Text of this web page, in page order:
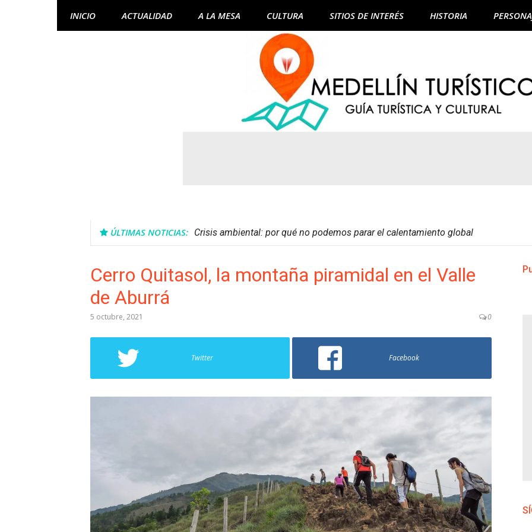
INICIO ACTUALIDAD A LA MESA CULTURA SITIOS DE INTERÉS HISTORIA
ÚLTIMAS NOTICIAS: Crisis ambiental: por qué no podemos parar el calentamiento global
Cerro Quitasol, la montaña piramidal en el Valle
de Aburrá
5 octubre, 2021 0
Twitter Facebook